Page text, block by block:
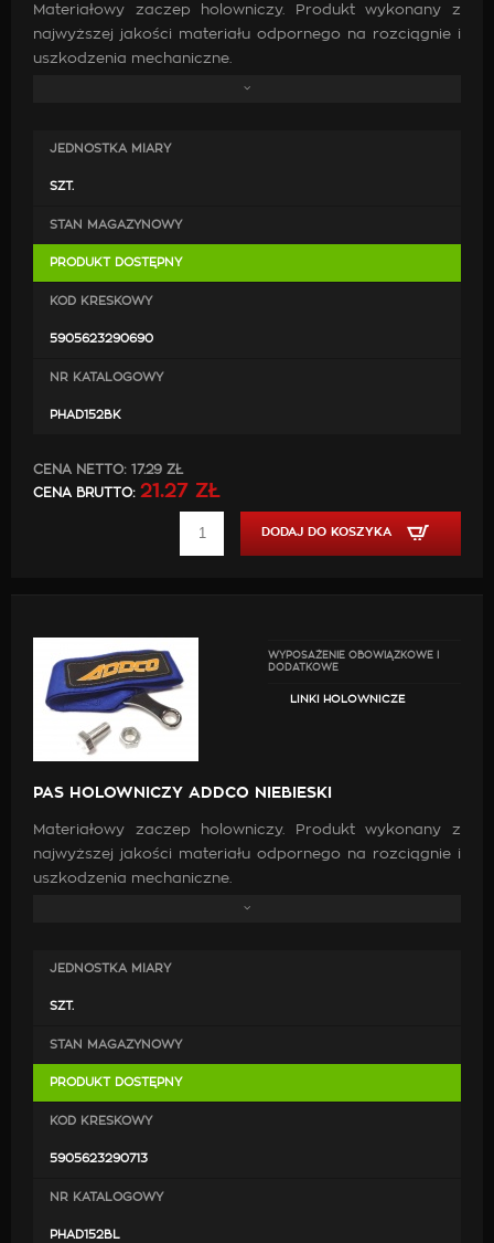
Materiałowy zaczep holowniczy. Produkt wykonany z
najwyższej jakości materiału odpornego na rozciągnie i
uszkodzenia mechaniczne.
pas holowniczy,
elementy mocujące.
JEDNOSTKA MIARY
SZT.
STAN MAGAZYNOWY
PRODUKT DOSTĘPNY
KOD KRESKOWY
5905623290690
NR KATALOGOWY
PHAD152BK
CENA NETTO: 17.29 ZŁ
CENA BRUTTO: 21.27 ZŁ
DODAJ DO KOSZYKA
WYPOSAŻENIE OBOWIĄZKOWE I
DODATKOWE
LINKI HOLOWNICZE
PAS HOLOWNICZY ADDCO NIEBIESKI
Materiałowy zaczep holowniczy. Produkt wykonany z
najwyższej jakości materiału odpornego na rozciągnie i
uszkodzenia mechaniczne.
pas holowniczy,
elementy mocujące.
JEDNOSTKA MIARY
SZT.
STAN MAGAZYNOWY
PRODUKT DOSTĘPNY
KOD KRESKOWY
5905623290713
NR KATALOGOWY
PHAD152BL